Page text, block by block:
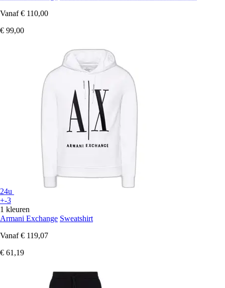
Vanaf € 110,00
€ 99,00
24u
+-3
1 kleuren
Armani Exchange Sweatshirt
Vanaf € 119,07
€ 61,19